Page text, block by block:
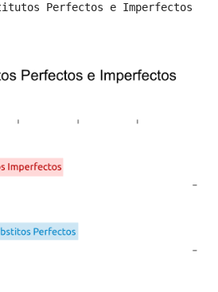
Perfectos e Imperfectos